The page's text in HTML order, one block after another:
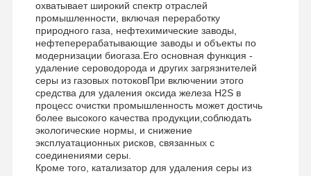
Наша
Фабрика
Контроль
Качества
Новости
Отправить
Запрос
Железная окалина Desulfurizer
охватывает широкий спектр отраслей
промышленности, включая переработку
природного газа, нефтехимические заводы,
нефтеперерабатывающие заводы и объекты по
модернизации биогаза.Его основная функция -
удаление сероводорода и других загрязнителей
серы из газовых потоковПри включении этого
средства для удаления оксида железа H2S в
процесс очистки промышленность может достичь
более высокого качества продукции,соблюдать
экологические нормы, и снижение
эксплуатационных рисков, связанных с
соединениями серы.
Кроме того, катализатор для удаления серы из